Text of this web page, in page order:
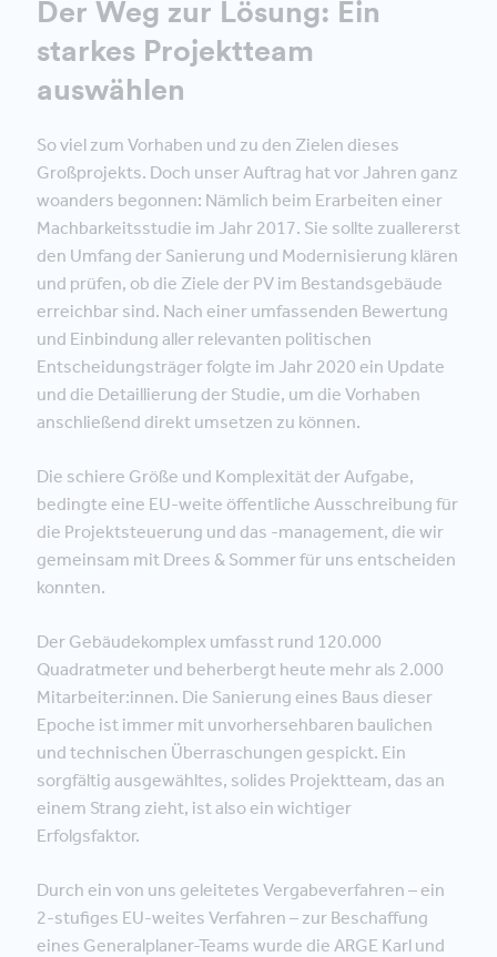
Der Weg zur Lösung: Ein
starkes Projektteam
auswählen
So viel zum Vorhaben und zu den Zielen dieses
Großprojekts. Doch unser Auftrag hat vor Jahren ganz
woanders begonnen: Nämlich beim Erarbeiten einer
Machbarkeitsstudie im Jahr 2017. Sie sollte zuallererst
den Umfang der Sanierung und Modernisierung klären
und prüfen, ob die Ziele der PV im Bestandsgebäude
erreichbar sind. Nach einer umfassenden Bewertung
und Einbindung aller relevanten politischen
Entscheidungsträger folgte im Jahr 2020 ein Update
und die Detaillierung der Studie, um die Vorhaben
anschließend direkt umsetzen zu können.
Die schiere Größe und Komplexität der Aufgabe,
bedingte eine EU-weite öffentliche Ausschreibung für
die Projektsteuerung und das -management, die wir
gemeinsam mit Drees & Sommer für uns entscheiden
konnten.
Der Gebäudekomplex umfasst rund 120.000
Quadratmeter und beherbergt heute mehr als 2.000
Mitarbeiter:innen. Die Sanierung eines Baus dieser
Epoche ist immer mit unvorhersehbaren baulichen
und technischen Überraschungen gespickt. Ein
sorgfältig ausgewähltes, solides Projektteam, das an
einem Strang zieht, ist also ein wichtiger
Erfolgsfaktor.
Durch ein von uns geleitetes Vergabeverfahren – ein
2-stufiges EU-weites Verfahren – zur Beschaffung
eines Generalplaner-Teams wurde die ARGE Karl und